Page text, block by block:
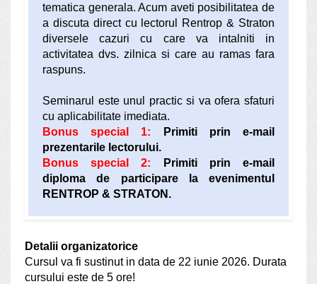
tematica generala. Acum aveti posibilitatea de
a discuta direct cu lectorul Rentrop & Straton
diversele cazuri cu care va intalniti in
activitatea dvs. zilnica si care au ramas fara
raspuns.
Seminarul este unul practic si va ofera sfaturi
cu aplicabilitate imediata.
Bonus special 1: Primiti prin e-mail
prezentarile lectorului.
Bonus special 2: Primiti prin e-mail
diploma de participare la evenimentul
RENTROP & STRATON.
Detalii organizatorice
Cursul va fi sustinut in data de 22 iunie 2026. Durata
cursului este de 5 ore!